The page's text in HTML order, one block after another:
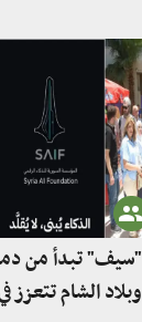
"سيف" تبدأ من
وبلاد الشام تتعزز